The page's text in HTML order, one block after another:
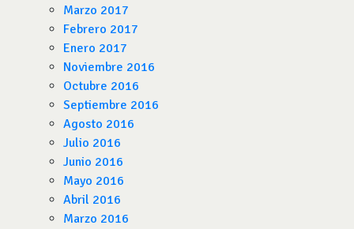
Marzo 2017
Febrero 2017
Enero 2017
Noviembre 2016
Octubre 2016
Septiembre 2016
Agosto 2016
Julio 2016
Junio 2016
Mayo 2016
Abril 2016
Marzo 2016